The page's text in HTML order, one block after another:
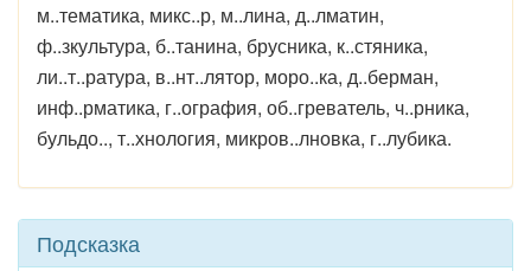
м..тематика, микс..р, м..лина, д..лматин,
ф..зкультура, б..танина, брусника, к..стяника,
ли..т..ратура, в..нт..лятор, моро..ка, д..берман,
инф..рматика, г..ография, об..греватель, ч..рника,
бульдо.., т..хнология, микров..лновка, г..лубика.
Подсказка